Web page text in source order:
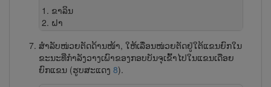
ຂາລິນ
ຝາ
ສຳລັບໜ່ວຍຕັດດ້ານໜ້າ, ໃຫ້ເລື່ອນໜ່ວຍຕັດຢູ່ໃຕ້ແຂນຍົກໃນ
ຂະນະທີ່ກຳລັງວາງເພົາຂອງກອບບັນຈຸເຂົ້າໄປໃນແຂນເດືອຍ
ຍົກແຂນ (ຮູບສະແດງ 8).